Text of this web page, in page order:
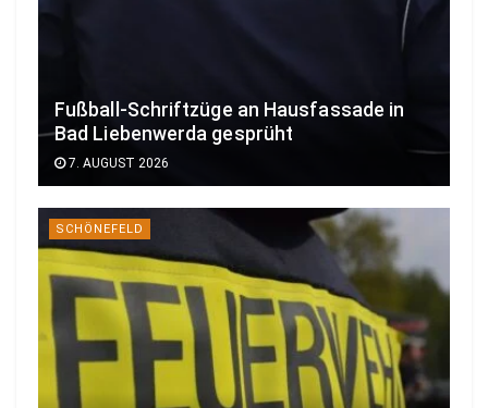
Fußball-Schriftzüge an Hausfassade in
Bad Liebenwerda gesprüht
7. AUGUST 2026
SCHÖNEFELD